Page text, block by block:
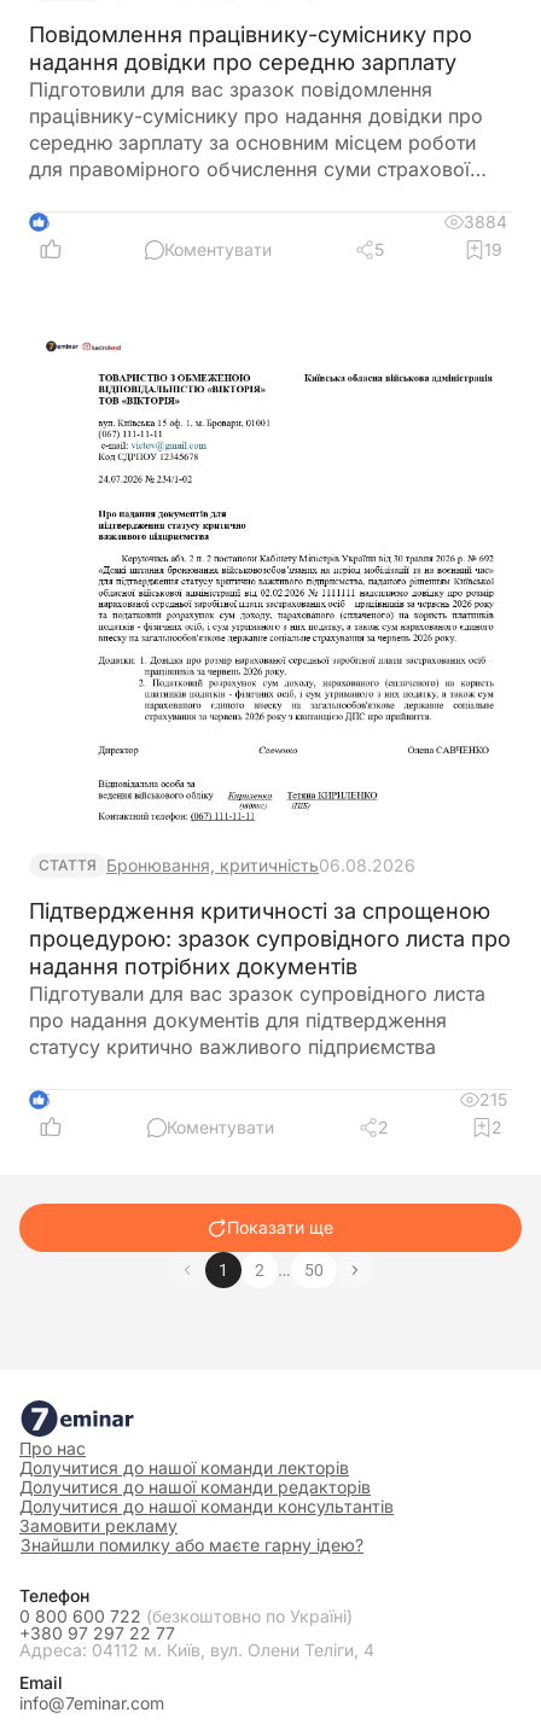
Повідомлення працівнику-суміснику про
надання довідки про середню зарплату
Підготовили для вас зразок повідомлення
працівнику-суміснику про надання довідки про
середню зарплату за основним місцем роботи
для правомірного обчислення суми страхової
непрацездатності
6
3884
Коментувати
5 19
СТАТТЯ Бронювання, критичність06.08.2026
Підтвердження критичності за спрощеною
процедурою: зразок супровідного листа про
надання потрібних документів
Підготували для вас зразок супровідного листа
про надання документів для підтвердження
статусу критично важливого підприємства
5
215
Коментувати
2 2
Показати ще
1 2 … 50
Про нас
Долучитися до нашої команди лекторів
Долучитися до нашої команди редакторів
Долучитися до нашої команди консультантів
Замовити рекламу
Знайшли помилку або маєте гарну ідею?
Телефон
0 800 600 722 (безкоштовно по Україні)
+380 97 297 22 77
Адреса: 04112 м. Київ, вул. Олени Теліги, 4
Email
info@7eminar.com